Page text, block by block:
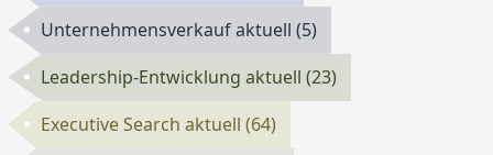
Unternehmensverkauf aktuell(5)
Leadership-Entwicklung aktuell(23)
Executive Search aktuell(64)